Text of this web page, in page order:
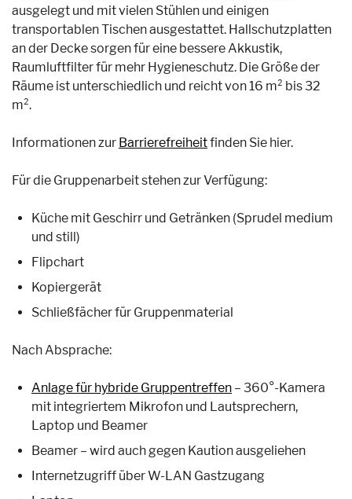
ausgelegt und mit vielen Stühlen und einigen
transportablen Tischen ausgestattet. Hallschutzplatten
an der Decke sorgen für eine bessere Akkustik,
Raumluftfilter für mehr Hygieneschutz. Die Größe der
Räume ist unterschiedlich und reicht von 16 m² bis 32
m².
Informationen zur Barrierefreiheitfinden Sie hier.
Für die Gruppenarbeit stehen zur Verfügung:
Küche mit Geschirr und Getränken (Sprudel medium
und still)
Flipchart
Kopiergerät
Schließfächer für Gruppenmaterial
Nach Absprache:
Anlage für hybride Gruppentreffen – 360°-Kamera
mit integriertem Mikrofon und Lautsprechern,
Laptop und Beamer
Beamer – wird auch gegen Kaution ausgeliehen
Internetzugriff über W-LAN Gastzugang